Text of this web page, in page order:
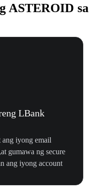
ASTEROID
LBank
iyong email
gumawa ng secure
ang iyong account